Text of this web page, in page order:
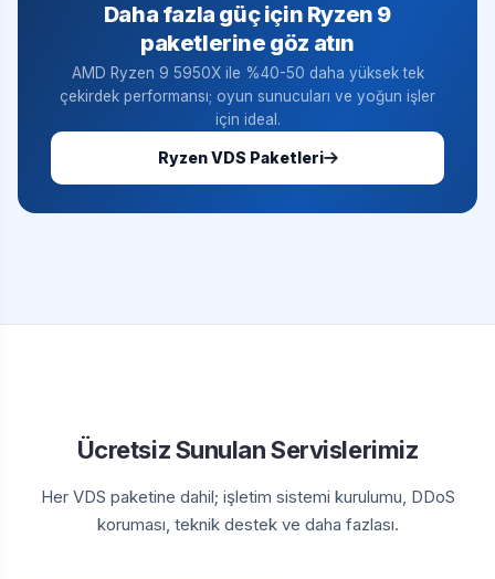
Daha fazla güç için Ryzen 9
paketlerine göz atın
AMD Ryzen 9 5950X ile %40-50 daha yüksek tek
çekirdek performansı; oyun sunucuları ve yoğun işler
için ideal.
Ryzen VDS Paketleri
Ücretsiz Sunulan Servislerimiz
Her VDS paketine dahil; işletim sistemi kurulumu, DDoS
koruması, teknik destek ve daha fazlası.